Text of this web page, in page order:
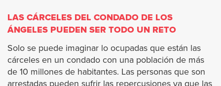
Downey
Duarte
El Monte
LAS CÁRCELES DEL CONDADO DE LOS
ÁNGELES PUEDEN SER TODO UN RETO
Solo se puede imaginar lo ocupadas que están las
cárceles en un condado con una población de más
de 10 millones de habitantes. Las personas que son
arrestadas pueden sufrir las repercusiones ya que las